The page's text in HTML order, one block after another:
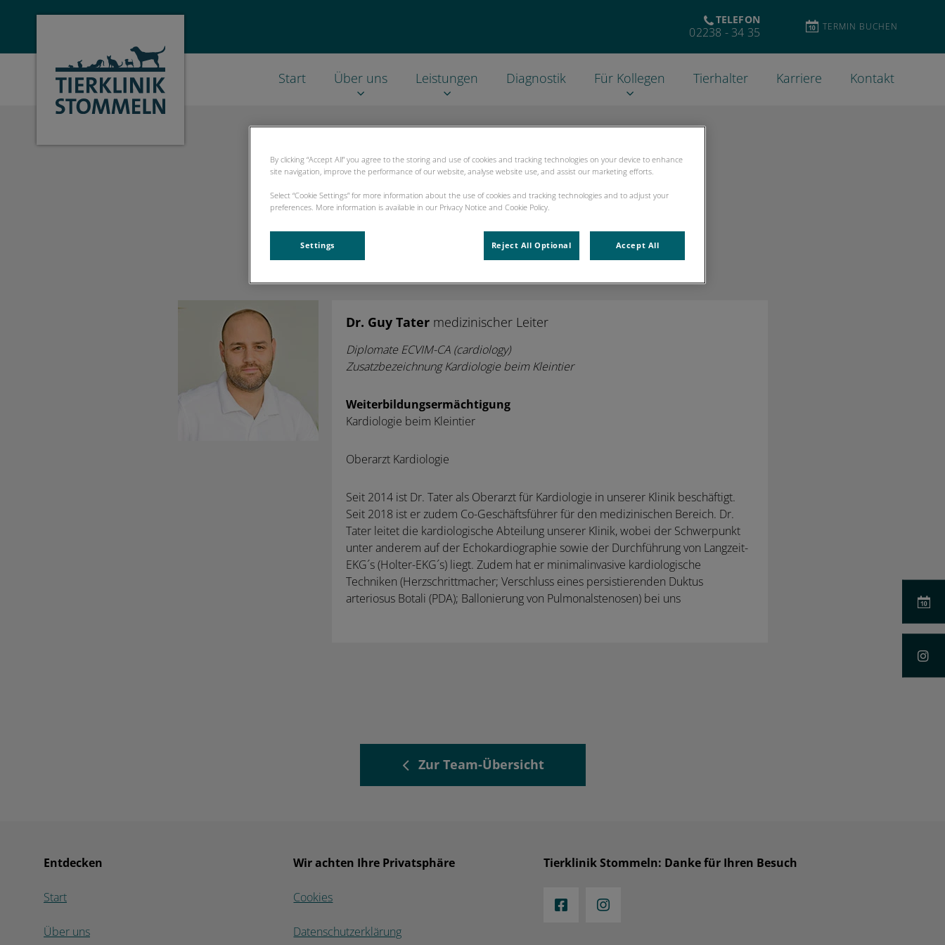
Homepage Tierklinik Stommeln
TELEFON
02238 - 34 35 TERMIN BUCHEN
Start Über uns Leistungen Diagnostik Für Kollegen Tierhalter Karriere Kontakt
Dr. Guy Tater
Dr. Guy Tatermedizinischer Leiter
Diplomate ECVIM-CA (cardiology)
Zusatzbezeichnung Kardiologie beim Kleintier
Weiterbildungsermächtigung
Kardiologie beim Kleintier
Oberarzt Kardiologie
Seit 2014 ist Dr. Tater als Oberarzt für Kardiologie in unserer Klinik beschäftigt.
Seit 2018 ist er zudem Co-Geschäftsführer für den medizinischen Bereich. Dr.
Tater leitet die kardiologische Abteilung unserer Klinik, wobei der Schwerpunkt
unter anderem auf der Echokardiographie sowie der Durchführung von Langzeit-
EKG´s (Holter-EKG´s) liegt. Zudem hat er minimalinvasive kardiologische
Techniken (Herzschrittmacher; Verschluss eines persistierenden Duktus
arteriosus Botali (PDA); Ballonierung von Pulmonalstenosen) bei uns
Zur Team-Übersicht
Entdecken
Start
Über uns
Wir achten Ihre Privatsphäre
Cookies
Datenschutzerklärung
Tierklinik Stommeln: Danke für Ihren Besuch
By clicking “Accept All” you agree to the storing and use of cookies and tracking technologies on your device to enhance
site navigation, improve the performance of our website, analyse website use, and assist our marketing efforts.
Select “Cookie Settings” for more information about the use of cookies and tracking technologies and to adjust your
preferences. More information is available in our Privacy Notice and Cookie Policy.
Settings Reject All Optional Accept All